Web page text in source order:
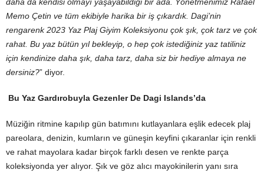
Memo Çetin ve tüm ekibiyle harika bir iş çıkardık. Dagi’nin
rengarenk 2023 Yaz Plaj Giyim Koleksiyonu çok şık, çok tarz ve çok
rahat. Bu yaz bütün yıl bekleyip, o hep çok istediğiniz yaz tatiliniz
için kendinize daha şık, daha tarz, daha siz bir hediye almaya ne
dersiniz?” diyor.
Bu Yaz Gardırobuyla Gezenler De Dagi Islands’da
Müziğin ritmine kapılıp gün batımını kutlayanlara eşlik edecek plaj
pareolara, denizin, kumların ve güneşin keyfini çıkaranlar için renkli
ve rahat mayolara kadar birçok farklı desen ve renkte parça
koleksiyonda yer alıyor. Şık ve göz alıcı mayokinilerin yanı sıra